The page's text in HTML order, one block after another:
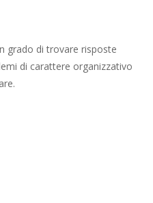
grado di trovare risposte
di carattere organizzativo